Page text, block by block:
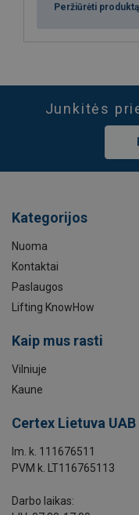
Peržiūrėti produktą
Junkitės
Kategorijos
Nuoma
Kontaktai
Paslaugos
Lifting KnowHow
Kaip mus rasti
Vilniuje
Kaune
Certex Lietuva UAB
Im. k. 111676511
PVM k. LT116765113
Darbo laikas: